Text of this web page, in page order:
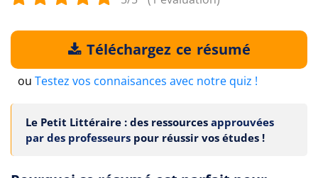
Téléchargez ce résumé
ou Testez vos connaisances avec notre quiz !
Le Petit Littéraire : des ressources approuvées
par des professeurs pour réussir vos études !